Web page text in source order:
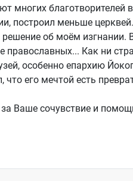
многих
построил меньше
об моём
Как ни
особенно епархию
его мечтой есть
Ваше сочувствие и